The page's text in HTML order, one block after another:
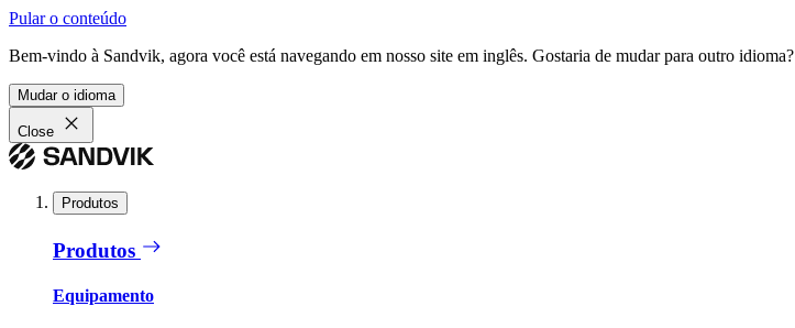
Pular o conteúdo
Bem-vindo à Sandvik, agora você está navegando em nosso site em inglês. Gostaria de mudar para outro idioma?
Mudar o idioma
Close
Produtos
Produtos
Equipamento